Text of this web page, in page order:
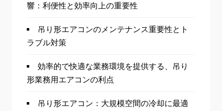
響：利便性と効率向上の重要性
吊り形エアコンのメンテナンス重要性とト
ラブル対策
効率的で快適な業務環境を提供する、吊り
形業務用エアコンの利点
吊り形エアコン：大規模空間の冷却に最適